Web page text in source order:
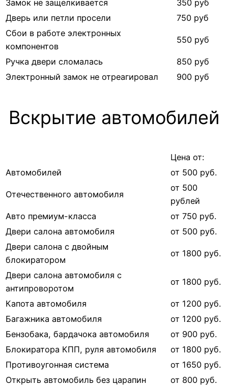
Замок не защелкивается
350 руб
Дверь или петли просели
750 руб
Сбои в работе электронных
компонентов
550 руб
Ручка двери сломалась
850 руб
Электронный замок не отреагировал
900 руб
Вскрытие автомобилей
Цена от:
Автомобилей
от 500 руб.
Отечественного автомобиля
от 500
рублей
Авто премиум-класса
от 750 руб.
Двери салона автомобиля
от 500 руб.
Двери салона с двойным
блокиратором
от 1800 руб.
Двери салона автомобиля с
антипроворотом
от 1800 руб.
Капота автомобиля
от 1200 руб.
Багажника автомобиля
от 1200 руб.
Бензобака, бардачока автомобиля
от 900 руб.
Блокиратора КПП, руля автомобиля
от 1800 руб.
Противоугонная система
от 1650 руб.
Открыть автомобиль без царапин
от 800 руб.